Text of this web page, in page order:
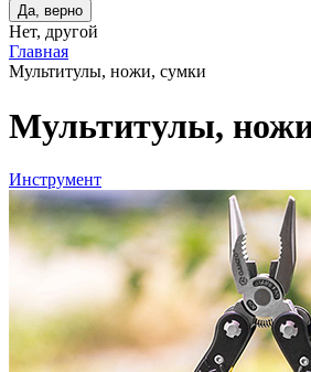
Да, верно
Нет, другой
Главная
Мультитулы, ножи, сумки
Мультитулы,
Инструмент